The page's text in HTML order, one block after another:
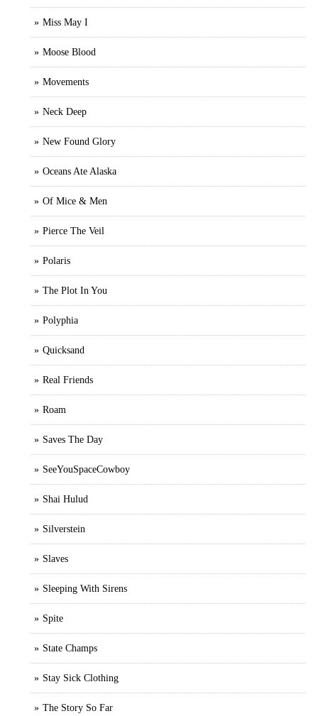
Miss May I
Moose Blood
Movements
Neck Deep
New Found Glory
Oceans Ate Alaska
Of Mice & Men
Pierce The Veil
Polaris
The Plot In You
Polyphia
Quicksand
Real Friends
Roam
Saves The Day
SeeYouSpaceCowboy
Shai Hulud
Silverstein
Slaves
Sleeping With Sirens
Spite
State Champs
Stay Sick Clothing
The Story So Far